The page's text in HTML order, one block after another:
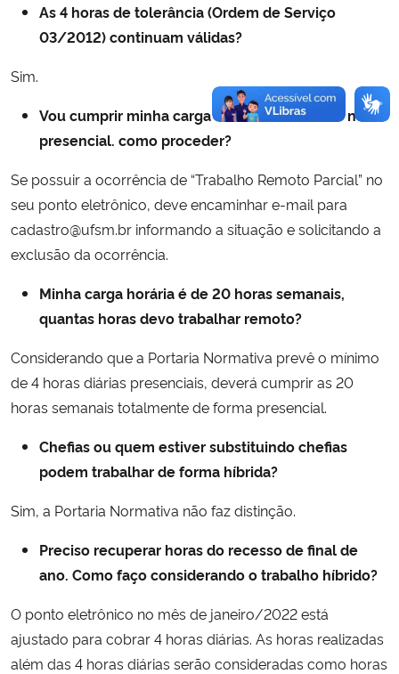
As 4 horas de tolerância (Ordem de Serviço
03/2012) continuam válidas?
Sim.
Vou cumprir minha carga horária totalmente no
presencial. como proceder?
Se possuir a ocorrência de “Trabalho Remoto Parcial” no
seu ponto eletrônico, deve encaminhar e-mail para
cadastro@ufsm.br informando a situação e solicitando a
exclusão da ocorrência.
Minha carga horária é de 20 horas semanais,
quantas horas devo trabalhar remoto?
Considerando que a Portaria Normativa prevê o mínimo
de 4 horas diárias presenciais, deverá cumprir as 20
horas semanais totalmente de forma presencial.
Chefias ou quem estiver substituindo chefias
podem trabalhar de forma híbrida?
Sim, a Portaria Normativa não faz distinção.
Preciso recuperar horas do recesso de final de
ano. Como faço considerando o trabalho híbrido?
O ponto eletrônico no mês de janeiro/2022 está
ajustado para cobrar 4 horas diárias. As horas realizadas
além das 4 horas diárias serão consideradas como horas